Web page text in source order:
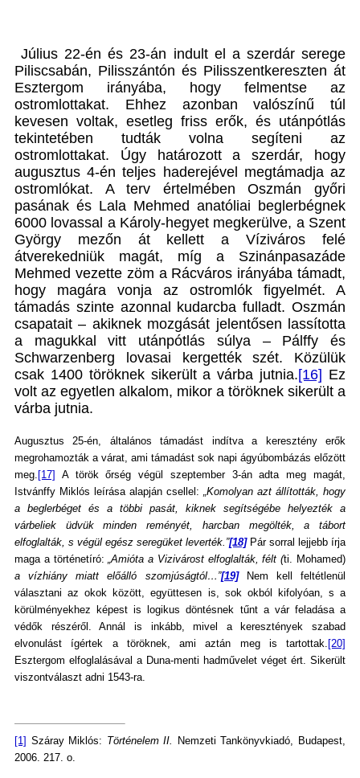
Július 22-én és 23-án indult el a szerdár serege
Piliscsabán, Pilisszántón és Pilisszentkereszten át
Esztergom irányába, hogy felmentse az
ostromlottakat. Ehhez azonban valószínű túl
kevesen voltak, esetleg friss erők, és utánpótlás
tekintetében tudták volna segíteni az
ostromlottakat. Úgy határozott a szerdár, hogy
augusztus 4-én teljes haderejével megtámadja az
ostromlókat. A terv értelmében Oszmán győri
pasának és Lala Mehmed anatóliai beglerbégnek
6000 lovassal a Károly-hegyet megkerülve, a Szent
György mezőn át kellett a Víziváros felé
átverekedniük magát, míg a Szinánpasazáde
Mehmed vezette zöm a Rácváros irányába támadt,
hogy magára vonja az ostromlók figyelmét. A
támadás szinte azonnal kudarcba fulladt. Oszmán
csapatait – akiknek mozgását jelentősen lassította
a magukkal vitt utánpótlás súlya – Pálffy és
Schwarzenberg lovasai kergették szét. Közülük
csak 1400 töröknek sikerült a várba jutnia.[16] Ez
volt az egyetlen alkalom, mikor a töröknek sikerült a
várba jutnia.
Augusztus 25-én, általános támadást indítva a keresztény erők
megrohamozták a várat, ami támadást sok napi ágyúbombázás előzött
meg. [17]
A török őrség végül szeptember 3-án adta meg magát,
Istvánffy Miklós leírása alapján csellel: „Komolyan azt állították, hogy
a beglerbéget és a többi pasát, kiknek segítségébe helyezték a
várbeliek üdvük minden reményét, harcban megölték, a tábort
elfoglalták, s végül egész seregüket leverték.”[18] Pár sorral lejjebb írja
maga a történetíró:„Amióta a Vizivárost elfoglalták, félt (ti. Mohamed)
a vízhiány miatt előálló szomjúságtól…”[19]
Nem kell feltétlenül
választani az okok között, együttesen is, sok okból kifolyóan, s a
körülményekhez képest is logikus döntésnek tűnt a vár feladása a
védők részéről. Annál is inkább, mivel a keresztények szabad
elvonulást ígértek a töröknek, ami aztán meg is tartottak. [20]
Esztergom elfoglalásával a Duna-menti hadművelet véget ért. Sikerült
viszontválaszt adni 1543-ra.
[1] Száray Miklós: Történelem II.
Nemzeti Tankönyvkiadó, Budapest,
2006. 217. o.